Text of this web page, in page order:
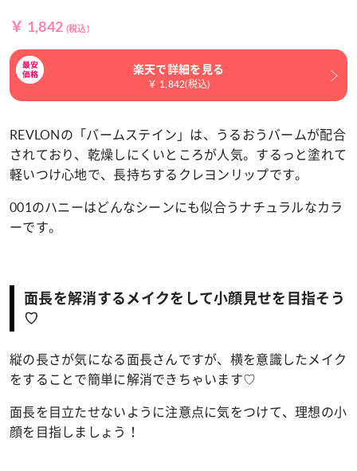
￥ 1,842 (税込)
楽天で詳細を見る
￥ 1,842(税込)
REVLONの「バームステイン」は、うるおうバームが配合
されており、乾燥しにくいところが人気。するっと塗れて
軽いつけ心地で、長持ちするクレヨンリップです。
001のハニーはどんなシーンにも似合うナチュラルなカラ
ーです。
面長を解消するメイクをして小顔見せを目指そう
♡
縦の長さが気になる面長さんですが、横を意識したメイク
をすることで簡単に解消できちゃいます♡
面長を目立たせないように注意点に気をつけて、理想の小
顔を目指しましょう！